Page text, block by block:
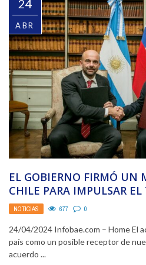
24
ABR
EL GOBIERNO FIRMÓ UN
CHILE PARA IMPULSAR EL
Y LA CONECTIVIDAD ...
NOTICIAS 677 0
24/04/2024 Infobae.com – Home El
país como un posible receptor de
acuerdo ...